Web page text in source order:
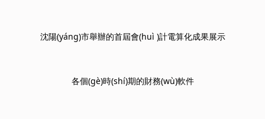
沈陽(yáng)市舉辦的首屆會(huì )計電算化成果展示
各個(gè)時(shí)期的財務(wù)軟件